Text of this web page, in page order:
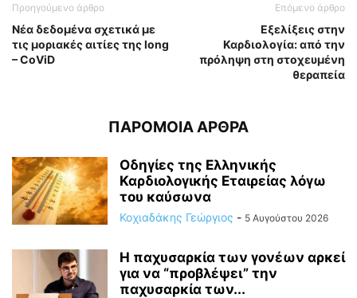
Προηγούμενο άρθρο
Νέα δεδομένα σχετικά με
τις μοριακές αιτίες της long
– CοViD
Επόμενο άρθρο
Εξελίξεις στην
Καρδιολογία: από την
πρόληψη στη στοχευμένη
θεραπεία
ΠΑΡΟΜΟΙΑ ΑΡΘΡΑ
Οδηγίες της Ελληνικής
Καρδιολογικής Εταιρείας λόγω
του καύσωνα
Κοχιαδάκης Γεώργιος - 5 Αυγούστου 2026
Η παχυσαρκία των γονέων αρκεί
για να “προβλέψει” την
παχυσαρκία των...